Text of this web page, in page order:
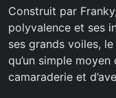
Construit par
polyvalence et ses
ses grands voiles,
qu’un simple
camaraderie et